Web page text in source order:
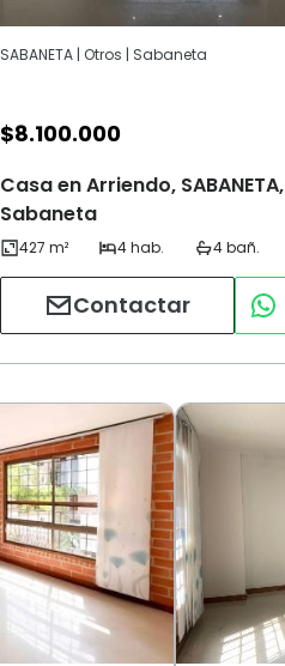
SABANETA | Otros | Sabaneta
$8.100.000
Casa en Arriendo, SABANETA,
Sabaneta
Contactar